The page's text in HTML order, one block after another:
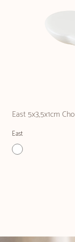
East 5x3,5x1cm
East